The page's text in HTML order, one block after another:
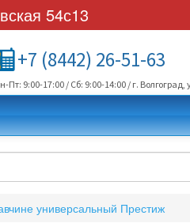
54с13
+7 (8442) 26-51-63
Пт: 9:00-17:00 / Сб: 9:00-14:00 / г. Волгоград,
универсальный Престиж